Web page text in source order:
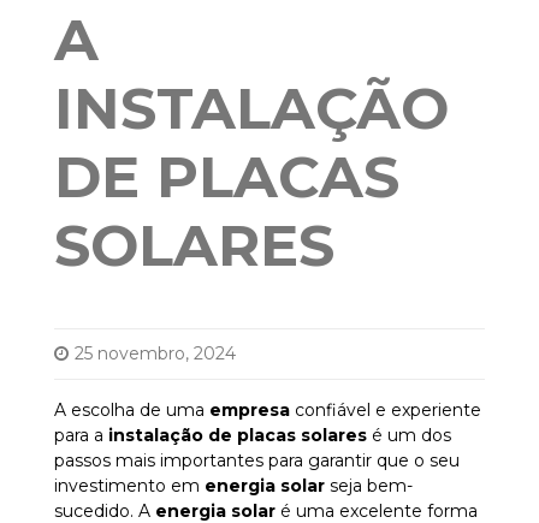
A
INSTALAÇÃO
DE PLACAS
SOLARES
25 novembro, 2024
A escolha de uma empresa confiável e experiente
para a instalação de placas solares é um dos
passos mais importantes para garantir que o seu
investimento em energia solar seja bem-
sucedido. A energia solar é uma excelente forma